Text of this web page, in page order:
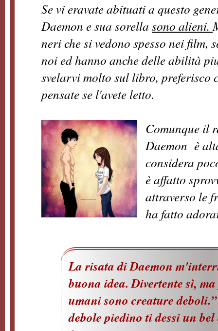
Se vi eravate abituati a questo
Daemon e sua sorella sono alieni.
neri che si vedono spesso nei film,
noi ed hanno anche delle abilità
svelarvi molto sul libro, preferisco
pensate se l'avete letto.
Comunque il
Daemon è
considera
è affatto
attraverso le
ha fatto
La risata di Daemon
buona idea. Divertente sì,
umani sono creature
debole piedino ti dessi un